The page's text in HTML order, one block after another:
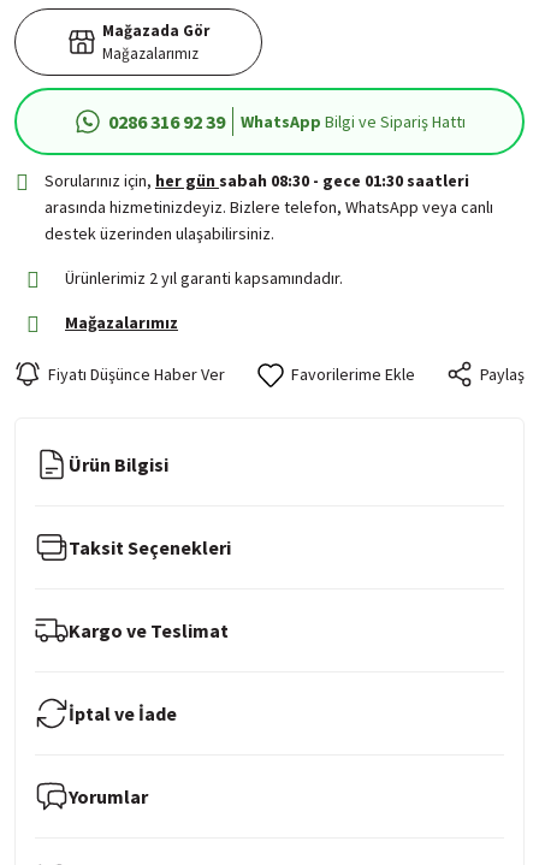
Mağazada Gör
Mağazalarımız
0286 316 92 39 WhatsApp Bilgi ve Sipariş Hattı
Sorularınız için, her gün sabah 08:30 - gece 01:30 saatleri
arasında hizmetinizdeyiz. Bizlere telefon, WhatsApp veya canlı
destek üzerinden ulaşabilirsiniz.
Ürünlerimiz 2 yıl garanti kapsamındadır.
Mağazalarımız
Fiyatı Düşünce Haber Ver Paylaş
Ürün Bilgisi
Taksit Seçenekleri
Kargo ve Teslimat
İptal ve İade
Yorumlar